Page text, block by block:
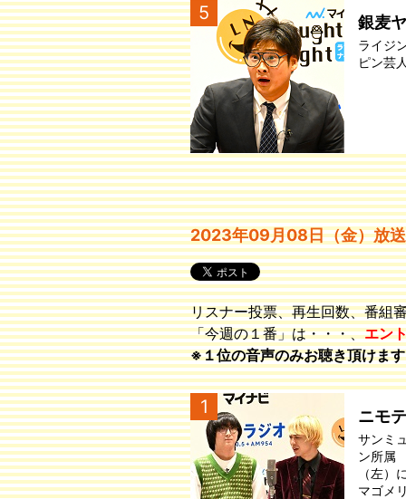
5 銀麦
ライジ
ピン芸
2023年09月08日（金）放送
リスナー投票、再生回数、番組
「今週の１番」は・・・、エン
※１位の音声のみお聴き頂けます
1 ニモ
サンミ
ン所属
（左
マゴメ